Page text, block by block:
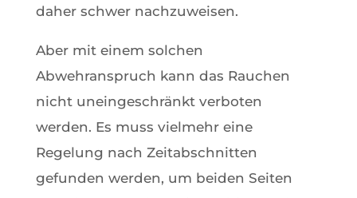
daher schwer nachzuweisen.
Aber mit einem solchen
Abwehranspruch kann das Rauchen
nicht uneingeschränkt verboten
werden. Es muss vielmehr eine
Regelung nach Zeitabschnitten
gefunden werden, um beiden Seiten